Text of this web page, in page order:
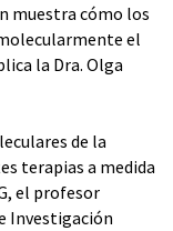
muestra cómo los
el
la Dra. Olga
de la
terapias a medida
el profesor
Investigación